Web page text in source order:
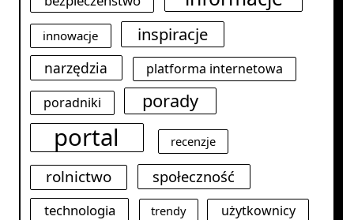
innowacje inspiracje
narzędzia
platforma internetowa
poradniki
porady
portal recenzje
rolnictwo społeczność
technologia trendy
użytkownicy